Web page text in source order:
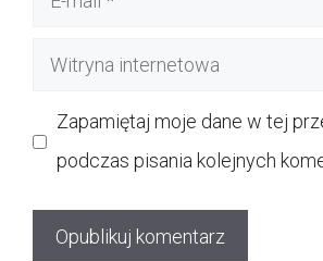
Witryna
Zapamiętaj moje dane w tej
podczas pisania kolejnych